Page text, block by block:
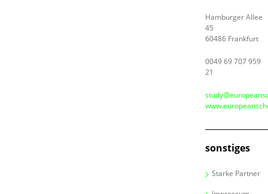
Hamburger Allee
45
60486 Frankfurt
0049 69 707 959
21
sonstiges
Starke Partner